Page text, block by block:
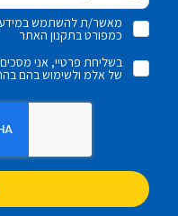
מאשר/ת להשתמש במידע
כמפורט בתקנון האתר
בשליחת פרטיי, אני
של אלמ ולשימוש בהם